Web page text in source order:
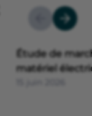
Étude de
matériel